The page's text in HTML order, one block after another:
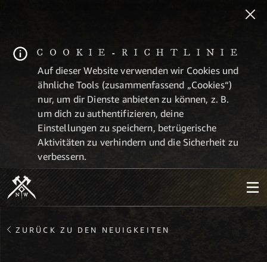
COOKIE-RICHTLINIE
Auf dieser Website verwenden wir Cookies und
ähnliche Tools (zusammenfassend „Cookies“)
nur, um dir Dienste anbieten zu können, z. B.
um dich zu authentifizieren, deine
Einstellungen zu speichern, betrügerische
Aktivitäten zu verhindern und die Sicherheit zu
verbessern.
ZURÜCK ZU DEN NEUIGKEITEN